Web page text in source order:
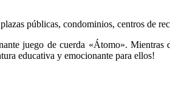
públicas, condominios, centros de
juego de cuerda «Átomo».
educativa y emocionante para ellos!